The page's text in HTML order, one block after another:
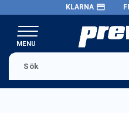
Meny
KLARNA payment